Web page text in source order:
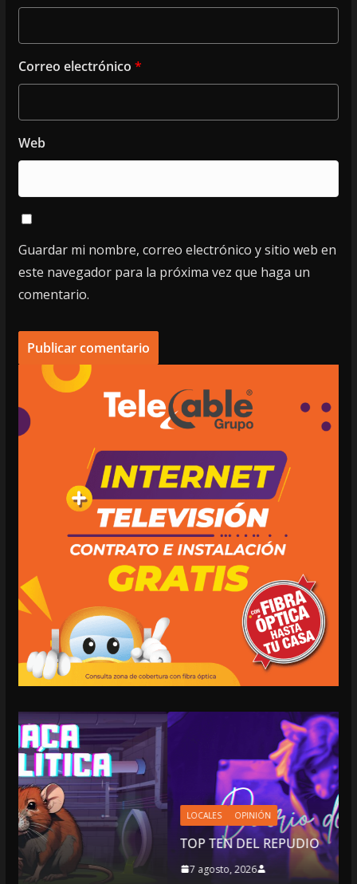
Correo electrónico *
Web
Guardar mi nombre, correo electrónico y sitio web en
este navegador para la próxima vez que haga un
comentario.
LOCALES OPINIÓN
TOP TEN DEL REPUDIO
7 agosto, 2026